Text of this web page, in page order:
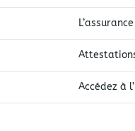
Accédez à